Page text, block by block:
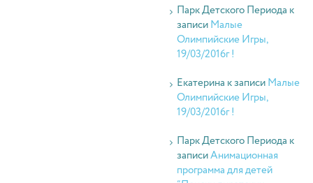
Парк Детского Периода к
записиМалые
Олимпийские Игры,
19/03/2016г !
Екатерина к записиМалые
Олимпийские Игры,
19/03/2016г !
Парк Детского Периода к
записиАнимационная
программа для детей